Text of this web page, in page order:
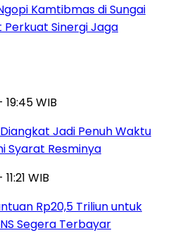
Kamtibmas di Sungai
Perkuat Sinergi Jaga
WIB
Jadi Penuh Waktu
Syarat Resminya
WIB
Rp20,5 Triliun untuk
Segera Terbayar